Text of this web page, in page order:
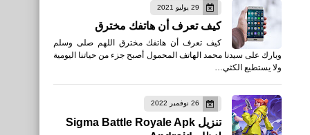
29 يوليو 2021
كيف تعرف أن هاتفك مخترق
كيف تعرف أن هاتفك مخترق اللهم صلى وسلم
وبارك على سيدنا محمد الهاتف المحمول أصبح جزء من حياتنا اليومية
ولا يستطيع الكثي…
26 نوفمبر 2022
تنزيل Sigma Battle Royale Apk
نطبيقات
تحميل صانع الفيديو ليوتيوب -
Video Maker for YouTube -
Video.Guru - XAPK